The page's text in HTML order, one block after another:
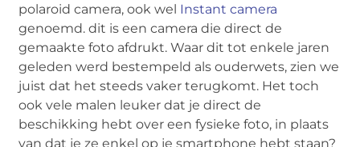
polaroid camera, ook wel Instant camera
genoemd. dit is een camera die direct de
gemaakte foto afdrukt. Waar dit tot enkele jaren
geleden werd bestempeld als ouderwets, zien we
juist dat het steeds vaker terugkomt. Het toch
ook vele malen leuker dat je direct de
beschikking hebt over een fysieke foto, in plaats
van dat je ze enkel op je smartphone hebt staan?